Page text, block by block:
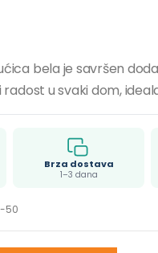
bela je savršen
u svaki dom,
Brza dostava
1–3 dana
50